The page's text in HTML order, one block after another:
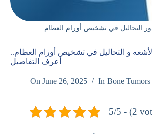
التحاليل في تشخيص أورام العظام
و التحاليل في تشخيص أورام العظام..
أعرف التفاصيل
On June 26, 2025 In Bone Tumors
5/5 - (2